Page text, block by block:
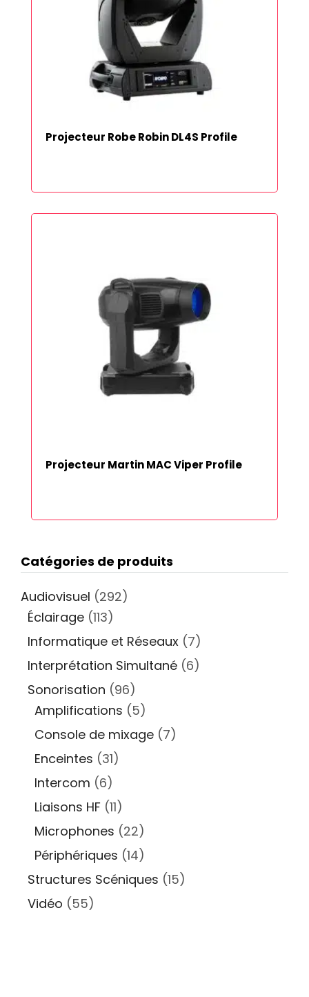
Projecteur Robe Robin DL4S Profile
Projecteur Martin MAC Viper Profile
Catégories de produits
Audiovisuel (292)
Éclairage (113)
Informatique et Réseaux (7)
Interprétation Simultané (6)
Sonorisation (96)
Amplifications (5)
Console de mixage (7)
Enceintes (31)
Intercom (6)
Liaisons HF (11)
Microphones (22)
Périphériques (14)
Structures Scéniques (15)
Vidéo (55)